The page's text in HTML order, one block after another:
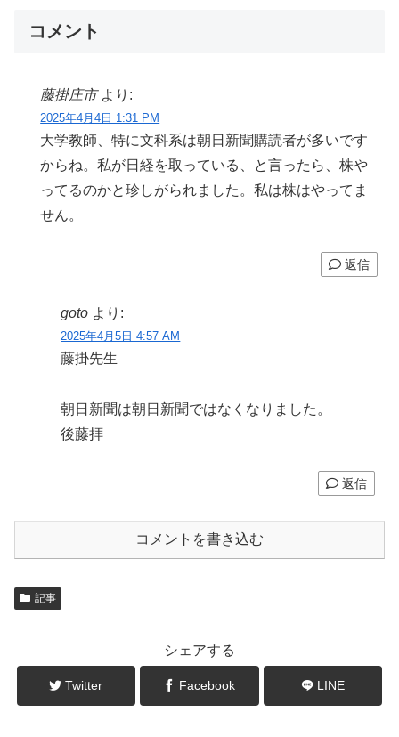
コメント
藤掛庄市 より:
2025年4月4日 1:31 PM
大学教師、特に文科系は朝日新聞購読者が多いです
からね。私が日経を取っている、と言ったら、株や
ってるのかと珍しがられました。私は株はやってま
せん。
返信
goto より:
2025年4月5日 4:57 AM
藤掛先生
朝日新聞は朝日新聞ではなくなりました。
後藤拝
返信
コメントを書き込む
記事
シェアする
Twitter Facebook LINE